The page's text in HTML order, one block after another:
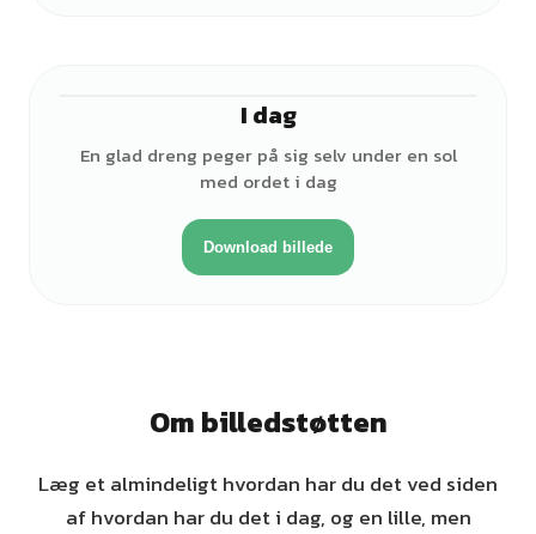
I dag
En glad dreng peger på sig selv under en sol
med ordet i dag
Download billede
Om billedstøtten
Læg et almindeligt hvordan har du det ved siden
af hvordan har du det i dag, og en lille, men